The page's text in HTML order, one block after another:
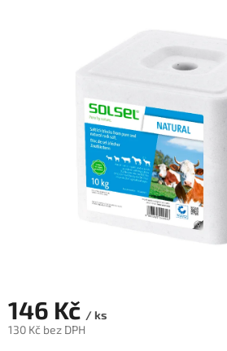
146 Kč / ks
130 Kč bez DPH